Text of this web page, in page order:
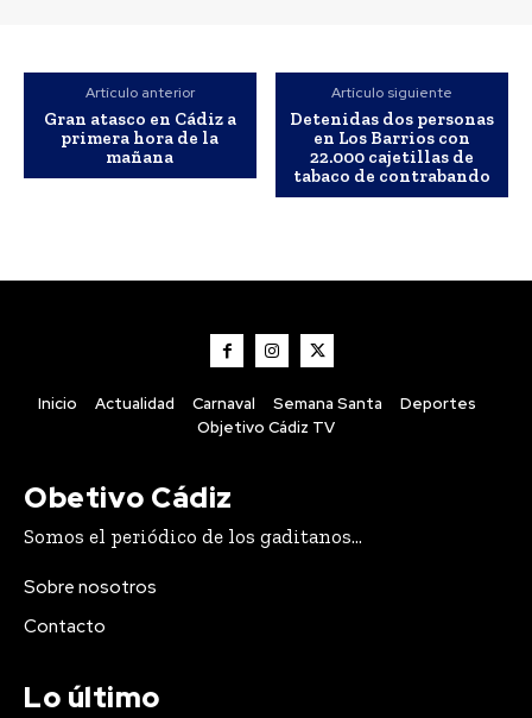
Artículo anterior
Gran atasco en Cádiz a
primera hora de la
mañana
Artículo siguiente
Detenidas dos personas
en Los Barrios con
22.000 cajetillas de
tabaco de contrabando
Inicio Actualidad Carnaval Semana Santa
Deportes
Objetivo Cádiz TV
Obetivo Cádiz
Somos el periódico de los gaditanos...
Sobre nosotros
Contacto
Lo último